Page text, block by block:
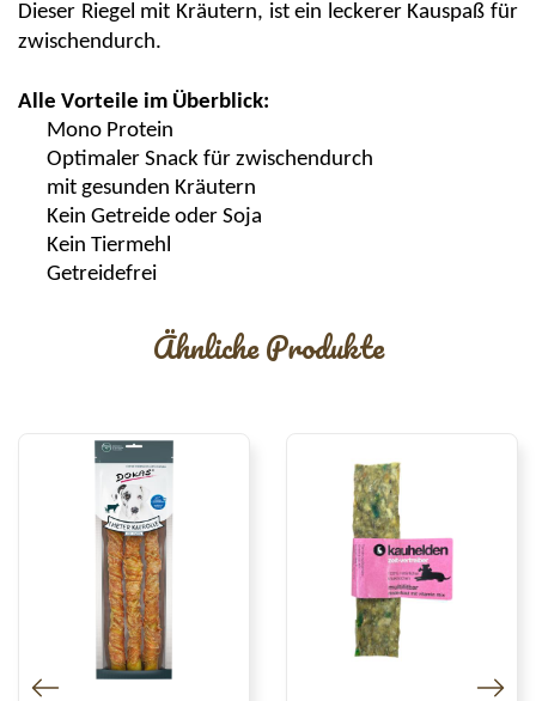
Dieser Riegel mit Kräutern, ist ein leckerer Kauspaß für
zwischendurch.
Alle Vorteile im Überblick:
Mono Protein
Optimaler Snack für zwischendurch
mit gesunden Kräutern
Kein Getreide oder Soja
Kein Tiermehl
Getreidefrei
Ähnliche Produkte